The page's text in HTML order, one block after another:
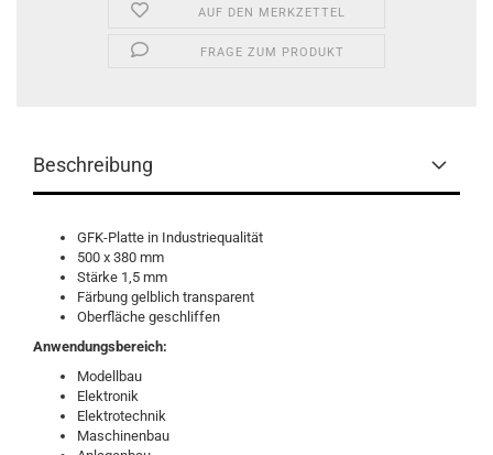
AUF DEN MERKZETTEL
FRAGE ZUM PRODUKT
Beschreibung
GFK-Platte in Industriequalität
500 x 380 mm
Stärke 1,5 mm
Färbung gelblich transparent
Oberfläche geschliffen
Anwendungsbereich:
Modellbau
Elektronik
Elektrotechnik
Maschinenbau